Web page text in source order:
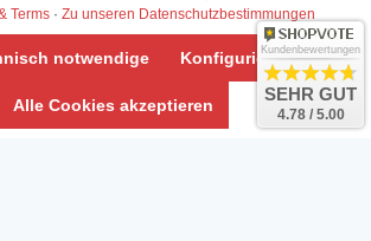
Terms · Zu unseren Datenschutzbestimmungen
notwendige Konfigurieren
Alle Cookies akzeptieren
Kundenbewertungen
SEHR GUT
4.78 / 5.00